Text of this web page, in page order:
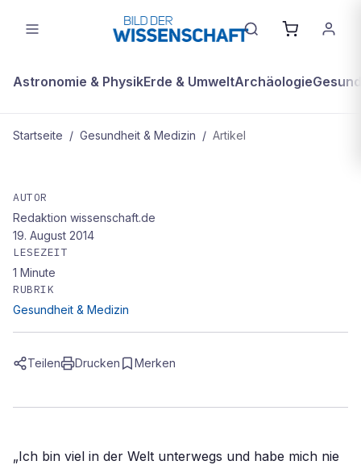
Astronomie & PhysikErde & UmweltArchäologie
Startseite / Gesundheit & Medizin / Artikel
Für eine Welt ohne Kinderlähmung
AUTOR
Redaktion wissenschaft.de
19. August 2014
LESEZEIT
1 Minute
RUBRIK
Gesundheit & Medizin
Teilen Drucken Merken
„Ich bin viel in der Welt unterwegs und habe mich nie